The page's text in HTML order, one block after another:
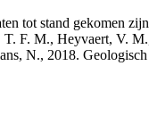
tot stand gekomen
F. M., Heyvaert, V.
N., 2018.